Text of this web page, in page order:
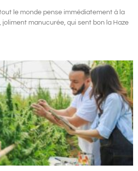
le monde pense immédiatement à la
manucurée, qui sent bon la Haze